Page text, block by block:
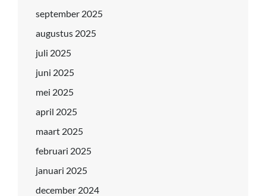
september 2025
augustus 2025
juli 2025
juni 2025
mei 2025
april 2025
maart 2025
februari 2025
januari 2025
december 2024